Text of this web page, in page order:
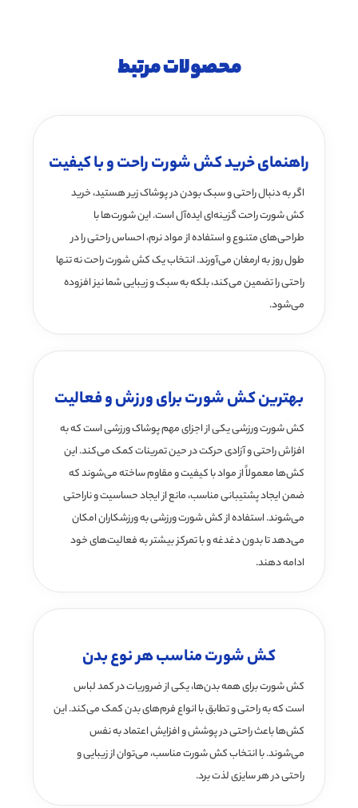
محصولات مرتبط
راهنمای خرید کش شورت راحت و با کیفیت
اگر به دنبال راحتی و سبک بودن در پوشاک زیر هستید، خرید
کش شورت راحت گزینه‌ای ایده‌آل است. این شورت‌ها با
طراحی‌های متنوع و استفاده از مواد نرم، احساس راحتی را در
طول روز به ارمغان می‌آورند. انتخاب یک کش شورت راحت نه تنها
راحتی را تضمین می‌کند، بلکه به سبک و زیبایی شما نیز افزوده
می‌شود.
بهترین کش شورت برای ورزش و فعالیت
کش شورت ورزشی یکی از اجزای مهم پوشاک ورزشی است که به
افزاش راحتی و آزادی حرکت در حین تمرینات کمک می‌کند. این
کش‌ها معمولاً از مواد با کیفیت و مقاوم ساخته می‌شوند که
ضمن ایجاد پشتیبانی مناسب، مانع از ایجاد حساسیت و ناراحتی
می‌شوند. استفاده از کش شورت ورزشی به ورزشکاران امکان
می‌دهد تا بدون دغدغه و با تمرکز بیشتر به فعالیت‌های خود
ادامه دهند.
کش شورت مناسب هر نوع بدن
کش شورت برای همه بدن‌ها، یکی از ضروریات در کمد لباس
است که به راحتی و تطابق با انواع فرم‌های بدن کمک می‌کند. این
کش‌ها باعث راحتی در پوشش و افزایش اعتماد به نفس
می‌شوند. با انتخاب کش شورت مناسب، می‌توان از زیبایی و
راحتی در هر سایزی لذت برد.